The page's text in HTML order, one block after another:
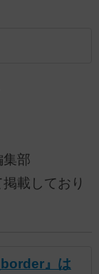
部
載しており
』は